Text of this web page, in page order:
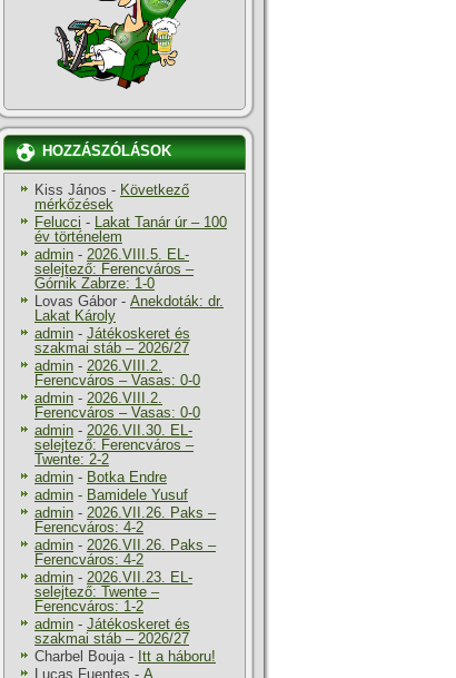
HOZZÁSZÓLÁSOK
Kiss János - Következő
mérkőzések
Felucci - Lakat Tanár úr – 100
év történelem
admin - 2026.VIII.5. EL-
selejtező: Ferencváros –
Górnik Zabrze: 1-0
Lovas Gábor - Anekdoták: dr.
Lakat Károly
admin - Játékoskeret és
szakmai stáb – 2026/27
admin - 2026.VIII.2.
Ferencváros – Vasas: 0-0
admin - 2026.VIII.2.
Ferencváros – Vasas: 0-0
admin - 2026.VII.30. EL-
selejtező: Ferencváros –
Twente: 2-2
admin - Botka Endre
admin - Bamidele Yusuf
admin - 2026.VII.26. Paks –
Ferencváros: 4-2
admin - 2026.VII.26. Paks –
Ferencváros: 4-2
admin - 2026.VII.23. EL-
selejtező: Twente –
Ferencváros: 1-2
admin - Játékoskeret és
szakmai stáb – 2026/27
Charbel Bouja- Itt a háboru!
Lucas Fuentes - A